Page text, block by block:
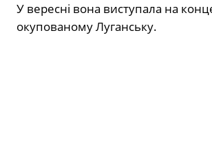
У вересні вона виступала на
окупованому Луганську.